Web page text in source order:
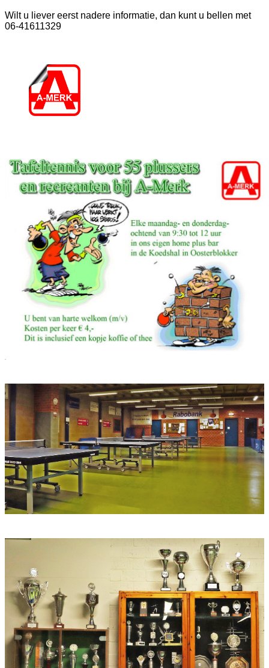
Wilt u liever eerst nadere informatie, dan kunt u bellen met
06-41611329